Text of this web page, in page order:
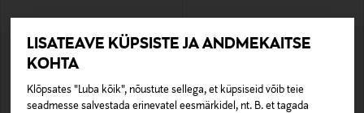
LISATEAVE KÜPSISTE JA ANDMEKAITSE
KOHTA
Klõpsates "Luba kõik", nõustute sellega, et küpsiseid võib teie
seadmesse salvestada erinevatel eesmärkidel, nt. B. et tagada
FISKARS
Käärid vasakukäelisele Classic 21 cm
VILLEROY & BOCH